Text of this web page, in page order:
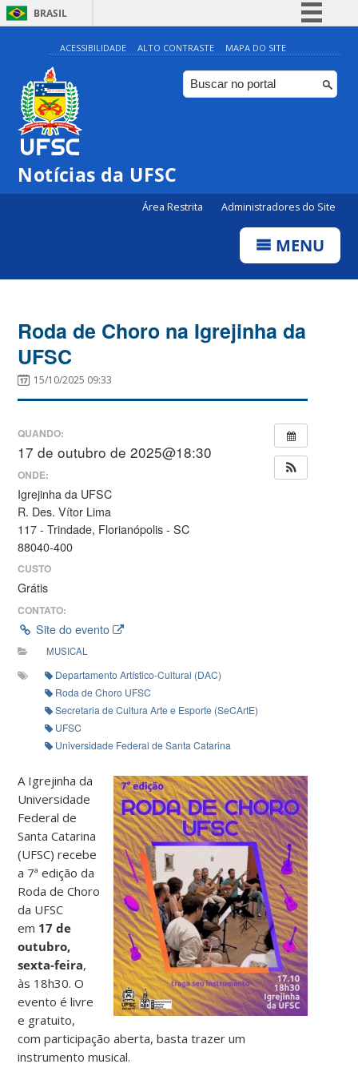
BRASIL
Simplifique!
Comunica BR
Participe
ACESSIBILIDADE ALTO CONTRASTE MAPA DO SITE
Notícias da UFSC
Área Restrita Administradores do Site
MENU
Roda de Choro na Igrejinha da
UFSC
15/10/2025 09:33
QUANDO:
17 de outubro de 2025@18:30
ONDE:
Igrejinha da UFSC
R. Des. Vítor Lima
117 - Trindade, Florianópolis - SC
88040-400
CUSTO
Grátis
CONTATO:
Site do evento
MUSICAL
Departamento Artístico-Cultural (DAC)
Roda de Choro UFSC
Secretaria de Cultura Arte e Esporte (SeCArtE)
UFSC
Universidade Federal de Santa Catarina
A Igrejinha da
Universidade
Federal de
Santa Catarina
(UFSC) recebe
a 7ª edição da
Roda de Choro
da UFSC
em 17 de
outubro,
sexta-feira,
às 18h30. O
evento é livre
e gratuito,
com participação aberta, basta trazer um
instrumento musical.